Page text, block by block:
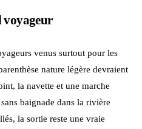
voyageur
venus surtout pour les
nature légère devraient
la navette et une marche
baignade dans la rivière
la sortie reste une vraie